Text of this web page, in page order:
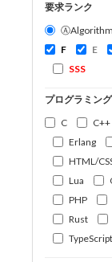
要求ランク
ⒶAlgorithm
F
E
SSS
プログラミン
C
C++
Erlang
HTML/
Lua
PHP
Rust
TypeScript